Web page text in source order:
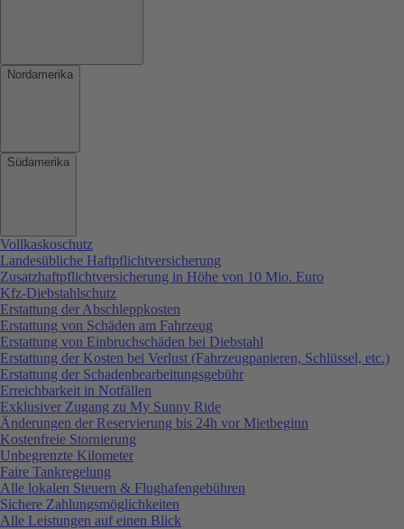
Nordamerika
Südamerika
Vollkaskoschutz
Landesübliche Haftpflichtversicherung
Zusatzhaftpflichtversicherung in Höhe von 10 Mio. Euro
Kfz-Diebstahlschutz
Erstattung der Abschleppkosten
Erstattung von Schäden am Fahrzeug
Erstattung von Einbruchschäden bei Diebstahl
Erstattung der Kosten bei Verlust (Fahrzeugpapieren, Schlüssel, etc.)
Erstattung der Schadenbearbeitungsgebühr
Erreichbarkeit in Notfällen
Exklusiver Zugang zu My Sunny Ride
Änderungen der Reservierung bis 24h vor Mietbeginn
Kostenfreie Stornierung
Unbegrenzte Kilometer
Faire Tankregelung
Alle lokalen Steuern & Flughafengebühren
Sichere Zahlungsmöglichkeiten
Alle Leistungen auf einen Blick